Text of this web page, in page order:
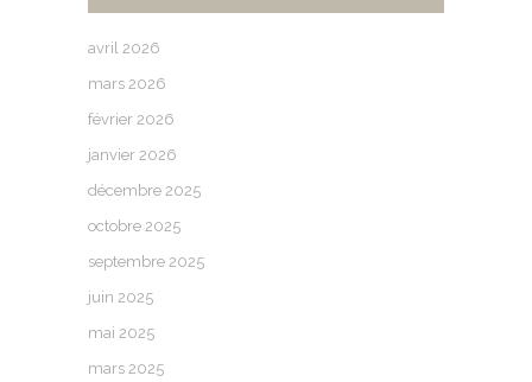
avril 2026
mars 2026
février 2026
janvier 2026
décembre 2025
octobre 2025
septembre 2025
juin 2025
mai 2025
mars 2025